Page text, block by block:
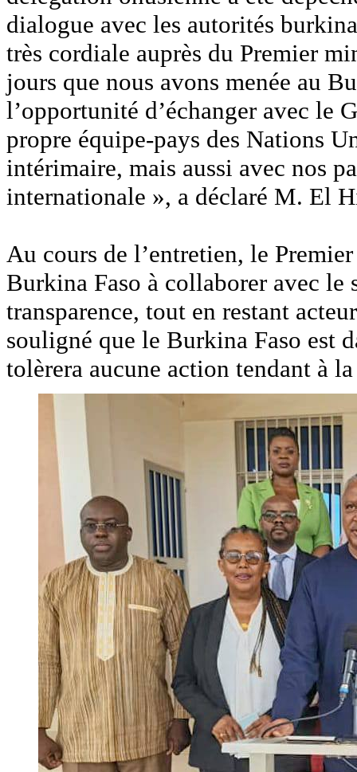
dialogue avec les autorités
très cordiale auprès du Premier
jours que nous avons menée au
l’opportunité d’échanger avec le
propre équipe-pays des Nations
intérimaire, mais aussi avec nos
internationale », a déclaré M. El
‎Au cours de l’entretien, le
Burkina Faso à collaborer avec le
transparence, tout en restant
souligné que le Burkina Faso est
tolèrera aucune action tendant à